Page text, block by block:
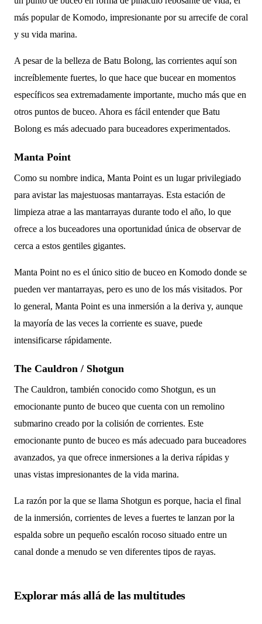
más popular de Komodo, impresionante por su arrecife de coral
y su vida marina.
A pesar de la belleza de Batu Bolong, las corrientes aquí son
increíblemente fuertes, lo que hace que bucear en momentos
específicos sea extremadamente importante, mucho más que en
otros puntos de buceo. Ahora es fácil entender que Batu
Bolong es más adecuado para buceadores experimentados.
Manta Point
Como su nombre indica, Manta Point es un lugar privilegiado
para avistar las majestuosas mantarrayas. Esta estación de
limpieza atrae a las mantarrayas durante todo el año, lo que
ofrece a los buceadores una oportunidad única de observar de
cerca a estos gentiles gigantes.
Manta Point no es el único sitio de buceo en Komodo donde se
pueden ver mantarrayas, pero es uno de los más visitados. Por
lo general, Manta Point es una inmersión a la deriva y, aunque
la mayoría de las veces la corriente es suave, puede
intensificarse rápidamente.
The Cauldron / Shotgun
The Cauldron, también conocido como Shotgun, es un
emocionante punto de buceo que cuenta con un remolino
submarino creado por la colisión de corrientes. Este
emocionante punto de buceo es más adecuado para buceadores
avanzados, ya que ofrece inmersiones a la deriva rápidas y
unas vistas impresionantes de la vida marina.
La razón por la que se llama Shotgun es porque, hacia el final
de la inmersión, corrientes de leves a fuertes te lanzan por la
espalda sobre un pequeño escalón rocoso situado entre un
canal donde a menudo se ven diferentes tipos de rayas.
Explorar más allá de las multitudes